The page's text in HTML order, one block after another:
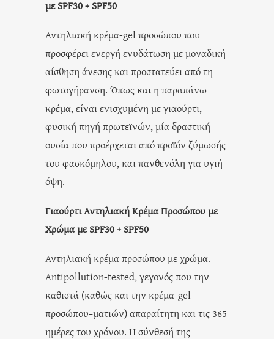
με SPF30 + SPF50
Αντηλιακή κρέμα-gel προσώπου που
προσφέρει ενεργή ενυδάτωση με μοναδική
αίσθηση άνεσης και προστατεύει από τη
φωτογήρανση. Όπως και η παραπάνω
κρέμα, είναι ενισχυμένη με γιαούρτι,
φυσική πηγή πρωτεϊνών, μία δραστική
ουσία που προέρχεται από προϊόν ζύμωσής
του φασκόμηλου, και πανθενόλη για υγιή
όψη.
Γιαούρτι Αντηλιακή Κρέμα Προσώπου με
Χρώμα με SPF30 + SPF50
Αντηλιακή κρέμα προσώπου με χρώμα.
Antipollution-tested, γεγονός που την
καθιστά (καθώς και την κρέμα-gel
προσώπου+ματιών) απαραίτητη και τις 365
ημέρες του χρόνου. Η σύνθεσή της